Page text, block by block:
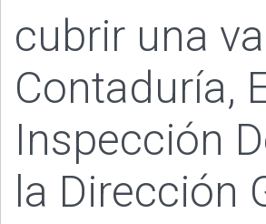
cubrir una
Contaduría,
Inspección
la Dirección